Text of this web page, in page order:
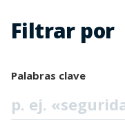
Filtrar por
Palabras clave